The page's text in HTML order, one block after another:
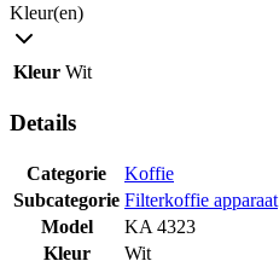
Kleur(en)
Kleur Wit
Details
Categorie
Koffie
Subcategorie Filterkoffie apparaat
Model
KA 4323
Kleur
Wit